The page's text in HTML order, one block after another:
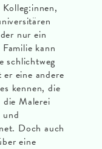
nur ein
kann
schlichtweg
eine andere
kennen, die
Malerei
Doch auch
eine